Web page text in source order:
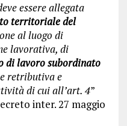
essere allegata
territoriale del
al luogo di
lavorativa, di
di lavoro subordinato
retributiva e
di cui all’art. 4”
inter. 27 maggio